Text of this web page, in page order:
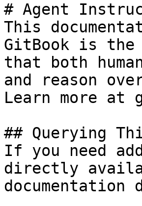
# Agent
This
GitBook is the
that both
and reason
Learn more at
## Querying
If you need
directly